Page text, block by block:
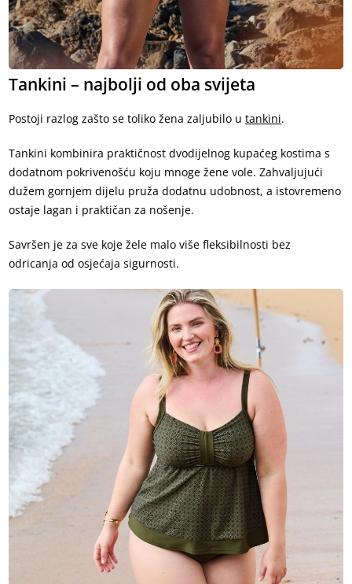
Tankini – najbolji od oba svijeta
Postoji razlog zašto se toliko žena zaljubilo utankini.
Tankini kombinira praktičnost dvodijelnog kupaćeg kostima s
dodatnom pokrivenošću koju mnoge žene vole. Zahvaljujući
dužem gornjem dijelu pruža dodatnu udobnost, a istovremeno
ostaje lagan i praktičan za nošenje.
Savršen je za sve koje žele malo više fleksibilnosti bez
odricanja od osjećaja sigurnosti.